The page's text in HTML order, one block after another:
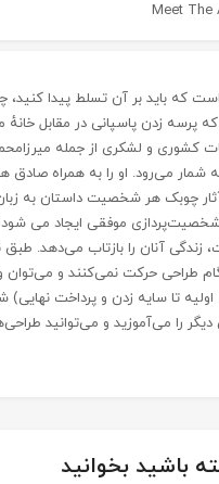
Meet The
که باید بر آن تسلط پیدا کنید،
پرسه زدن پاسپانی در مقابل
کشوری و لشکری از جمله
شمار می‌رود. او را به همراه
چوبک هر شخصیت داستان به
موفقی ایجاد می شود
آنان را بازتاب می‌دهد.
حرکت نمی‌کنند و می‌توان
تا سایه زدن و پرداخت نهایی)
را می‌آموزید و می‌توانید
باشید بخوانید